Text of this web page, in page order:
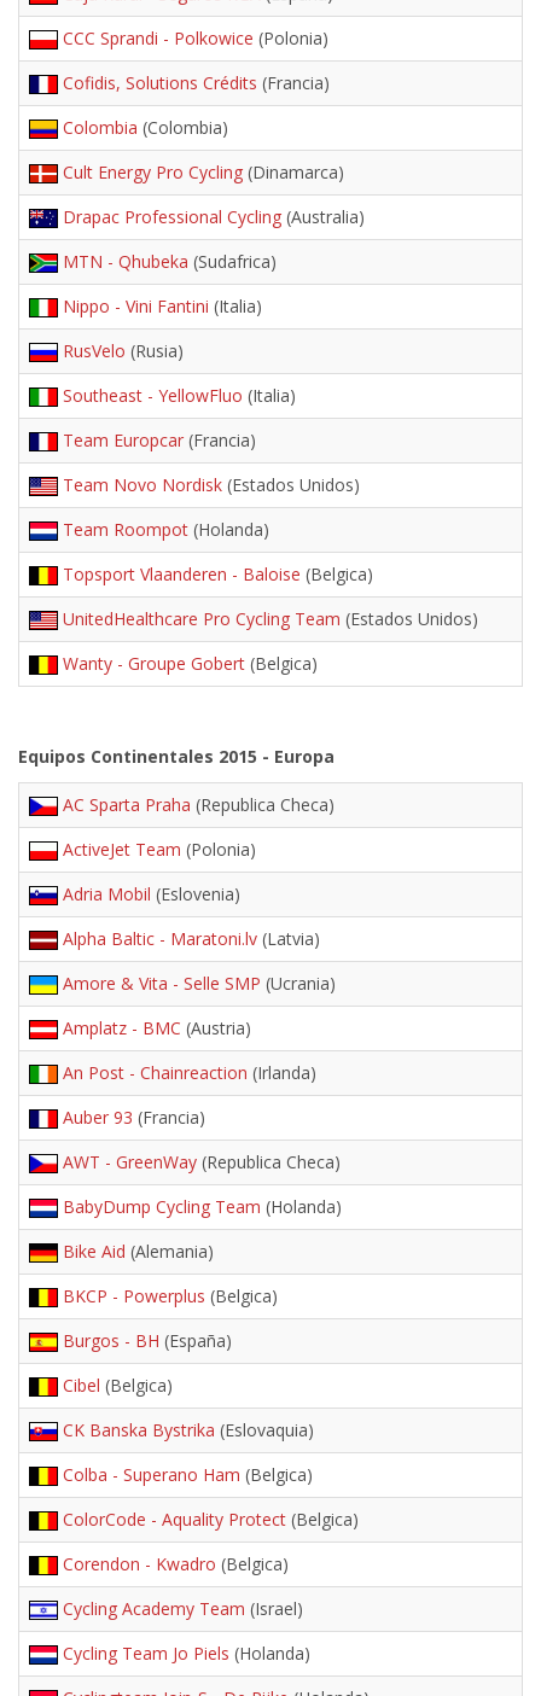
CCC Sprandi - Polkowice (Polonia)
Cofidis, Solutions Crédits (Francia)
Colombia (Colombia)
Cult Energy Pro Cycling (Dinamarca)
Drapac Professional Cycling (Australia)
MTN - Qhubeka (Sudafrica)
Nippo - Vini Fantini (Italia)
RusVelo (Rusia)
Southeast - YellowFluo (Italia)
Team Europcar (Francia)
Team Novo Nordisk (Estados Unidos)
Team Roompot (Holanda)
Topsport Vlaanderen - Baloise (Belgica)
UnitedHealthcare Pro Cycling Team (Estados Unidos)
Wanty - Groupe Gobert (Belgica)
Equipos Continentales 2015 - Europa
AC Sparta Praha (Republica Checa)
ActiveJet Team (Polonia)
Adria Mobil (Eslovenia)
Alpha Baltic - Maratoni.lv (Latvia)
Amore & Vita - Selle SMP (Ucrania)
Amplatz - BMC (Austria)
An Post - Chainreaction (Irlanda)
Auber 93 (Francia)
AWT - GreenWay (Republica Checa)
BabyDump Cycling Team (Holanda)
Bike Aid (Alemania)
BKCP - Powerplus (Belgica)
Burgos - BH (España)
Cibel (Belgica)
CK Banska Bystrika (Eslovaquia)
Colba - Superano Ham (Belgica)
ColorCode - Aquality Protect (Belgica)
Corendon - Kwadro (Belgica)
Cycling Academy Team (Israel)
Cycling Team Jo Piels (Holanda)